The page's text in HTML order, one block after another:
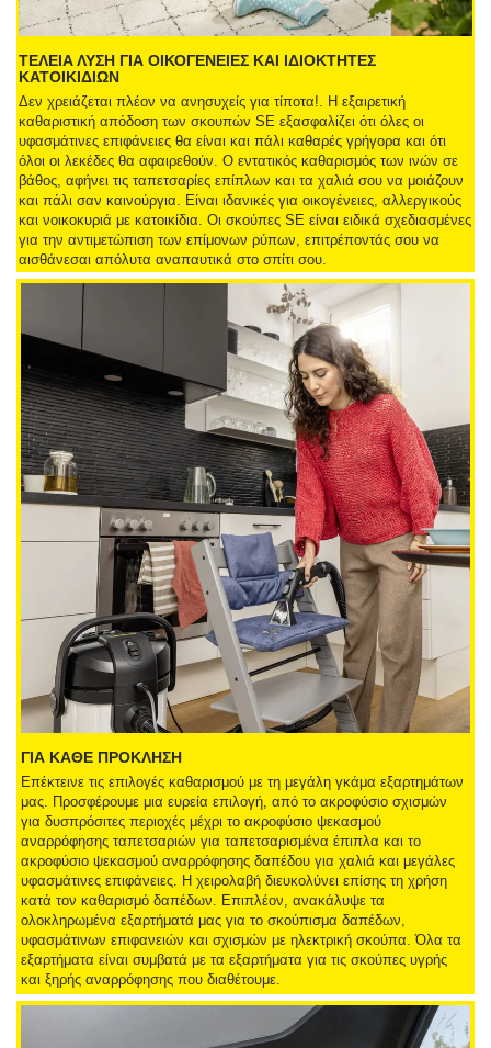
ΤΕΛΕΙΑ ΛΥΣΗ ΓΙΑ ΟΙΚΟΓΕΝΕΙΕΣ ΚΑΙ ΙΔΙΟΚΤΗΤΕΣ
ΚΑΤΟΙΚΙΔΙΩΝ
Δεν χρειάζεται πλέον να ανησυχείς για τίποτα!. Η εξαιρετική
καθαριστική απόδοση των σκουπών SE εξασφαλίζει ότι όλες οι
υφασμάτινες επιφάνειες θα είναι και πάλι καθαρές γρήγορα και ότι
όλοι οι λεκέδες θα αφαιρεθούν. Ο εντατικός καθαρισμός των ινών σε
βάθος, αφήνει τις ταπετσαρίες επίπλων και τα χαλιά σου να μοιάζουν
και πάλι σαν καινούργια. Είναι ιδανικές για οικογένειες, αλλεργικούς
και νοικοκυριά με κατοικίδια. Οι σκούπες SE είναι ειδικά σχεδιασμένες
για την αντιμετώπιση των επίμονων ρύπων, επιτρέποντάς σου να
αισθάνεσαι απόλυτα αναπαυτικά στο σπίτι σου.
ΓΙΑ ΚΑΘΕ ΠΡΟΚΛΗΣΗ
Επέκτεινε τις επιλογές καθαρισμού με τη μεγάλη γκάμα εξαρτημάτων
μας. Προσφέρουμε μια ευρεία επιλογή, από το ακροφύσιο σχισμών
για δυσπρόσιτες περιοχές μέχρι το ακροφύσιο ψεκασμού
αναρρόφησης ταπετσαριών για ταπετσαρισμένα έπιπλα και το
ακροφύσιο ψεκασμού αναρρόφησης δαπέδου για χαλιά και μεγάλες
υφασμάτινες επιφάνειες. Η χειρολαβή διευκολύνει επίσης τη χρήση
κατά τον καθαρισμό δαπέδων. Επιπλέον, ανακάλυψε τα
ολοκληρωμένα εξαρτήματά μας για το σκούπισμα δαπέδων,
υφασμάτινων επιφανειών και σχισμών με ηλεκτρική σκούπα. Όλα τα
εξαρτήματα είναι συμβατά με τα εξαρτήματα για τις σκούπες υγρής
και ξηρής αναρρόφησης που διαθέτουμε.